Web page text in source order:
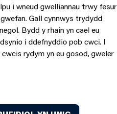
i wneud gwelliannau trwy fesur
Gall cynnwys trydydd
Bydd y rhain yn cael eu
i ddefnyddio pob cwci. I
rydym yn eu gosod, gweler